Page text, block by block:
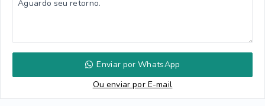
Enviar por WhatsApp
Ou enviar por E-mail